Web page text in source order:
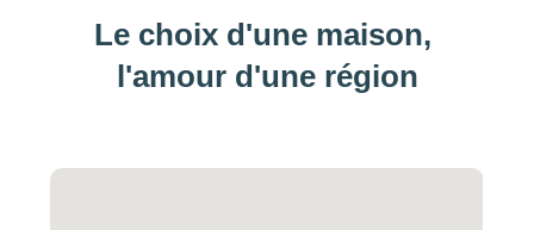
Le choix d'une maison,
l'amour d'une région